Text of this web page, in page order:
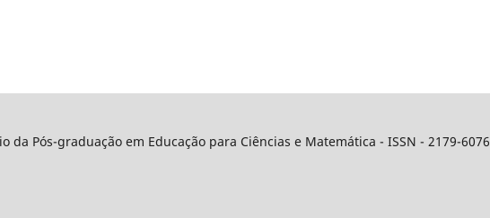
Pós-graduação em Educação para Ciências e Matemática - ISSN - 2179-6076